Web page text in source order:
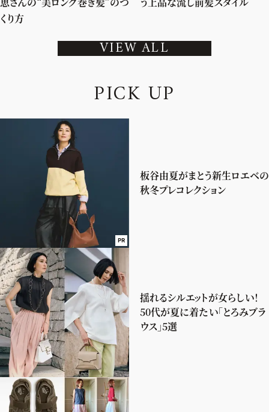
くり方
VIEW ALL
PICK UP
PR
板谷由夏がまとう新生ロエベの
秋冬プレコレクション
揺れるシルエットが女らしい！
50代が夏に着たい「とろみブラ
ウス」5選